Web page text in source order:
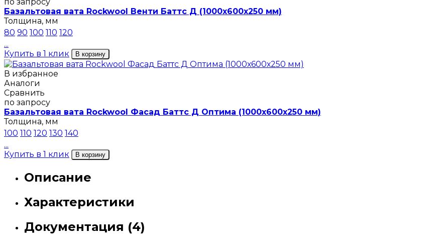
Базальтовая вата Rockwool Венти Баттс Д (1000х600х250 мм)
Толщина, мм
80 90 100 110 120
...
Купить в 1 клик
В корзину
В избранное
Аналоги
Сравнить
по запросу
Базальтовая вата Rockwool Фасад Баттс Д Оптима (1000х600х250 мм)
Толщина, мм
100 110 120 130 140
...
Купить в 1 клик
В корзину
Описание
Характеристики
Документация (4)